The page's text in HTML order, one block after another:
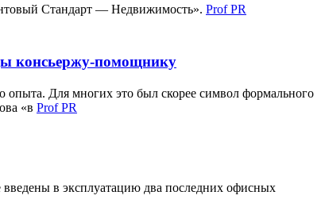
Стандарт — Недвижимость». Prof PR
консьержу-помощнику
опыта. Для многих это был скорее символ формального
«в Prof PR
в эксплуатацию два последних офисных